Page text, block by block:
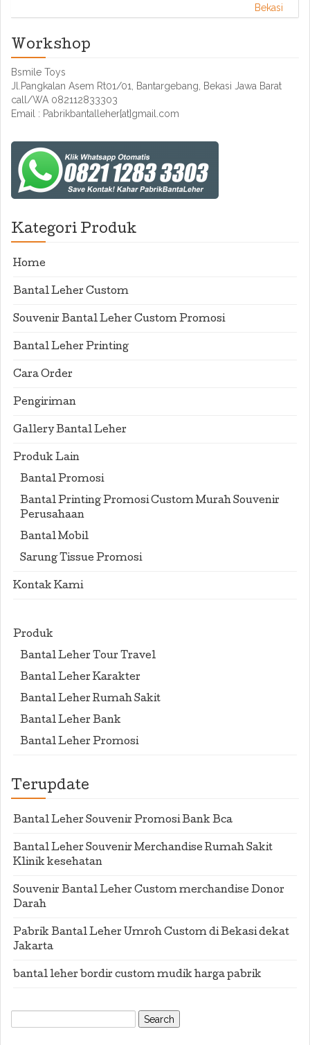
Bekasi
Workshop
Bsmile Toys
Jl.Pangkalan Asem Rt01/01, Bantargebang, Bekasi Jawa Barat
call/WA 082112833303
Email : Pabrikbantalleher[at]gmail.com
Kategori Produk
Home
Bantal Leher Custom
Souvenir Bantal Leher Custom Promosi
Bantal Leher Printing
Cara Order
Pengiriman
Gallery Bantal Leher
Produk Lain
Bantal Promosi
Bantal Printing Promosi Custom Murah Souvenir
Perusahaan
Bantal Mobil
Sarung Tissue Promosi
Kontak Kami
Produk
Bantal Leher Tour Travel
Bantal Leher Karakter
Bantal Leher Rumah Sakit
Bantal Leher Bank
Bantal Leher Promosi
Terupdate
Bantal Leher Souvenir Promosi Bank Bca
Bantal Leher Souvenir Merchandise Rumah Sakit
Klinik kesehatan
Souvenir Bantal Leher Custom merchandise Donor
Darah
Pabrik Bantal Leher Umroh Custom di Bekasi dekat
Jakarta
bantal leher bordir custom mudik harga pabrik
Search
for: